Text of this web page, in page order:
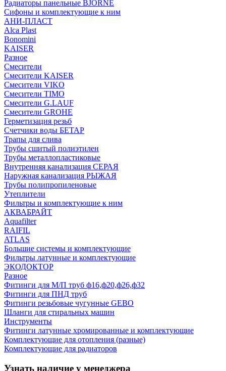
Радиаторы панельные BJORNE
Сифоны и комплектующие к ним
АНИ-ПЛАСТ
Alca Plast
Bonomini
KAISER
Разное
Смесители
Смесители KAISER
Смесители VIKO
Смесители TIMO
Смесители G.LAUF
Смесители GROHE
Герметизация резьб
Счетчики воды БЕТАР
Трапы для слива
Трубы сшитый полиэтилен
Трубы металлопластиковые
Внутренняя канализация СЕРАЯ
Наружная канализация РЫЖАЯ
Трубы полипропиленовые
Утеплители
Фильтры и комплектующие к ним
АКВАБРАЙТ
Aquafilter
RAIFIL
ATLAS
Большие системы и комплектующие
Фильтры латунные и комплектующие
ЭКОДОКТОР
Разное
Фитинги для М/П труб ф16,ф20,ф26,ф32
Фитинги для ПНД труб
Фитинги резьбовые чугунные GEBO
Шланги для стиральных машин
Инструменты
Фитинги латунные хромированные и комплектующие
Комплектующие для отопления (разные)
Комплектующие для радиаторов
Узнать наличие у менеджера